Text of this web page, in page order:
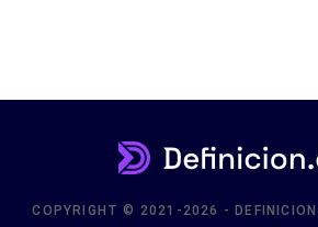
COPYRIGHT © 2021-2026 -